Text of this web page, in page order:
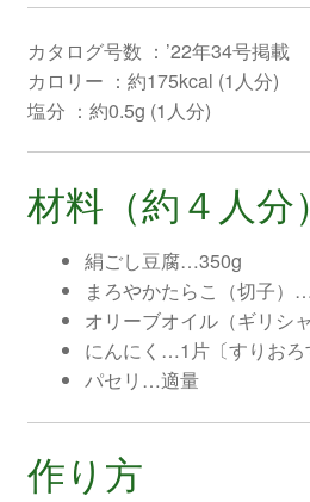
カタログ号数 ：’22年34号掲載
カロリー ：約175kcal (1人分)
塩分 ：約0.5g (1人分)
材料（約４人分）
絹ごし豆腐…350g
まろやかたらこ（切子）
オリーブオイル（ギリシ
にんにく…1片〔すりおろ
パセリ…適量
作り方